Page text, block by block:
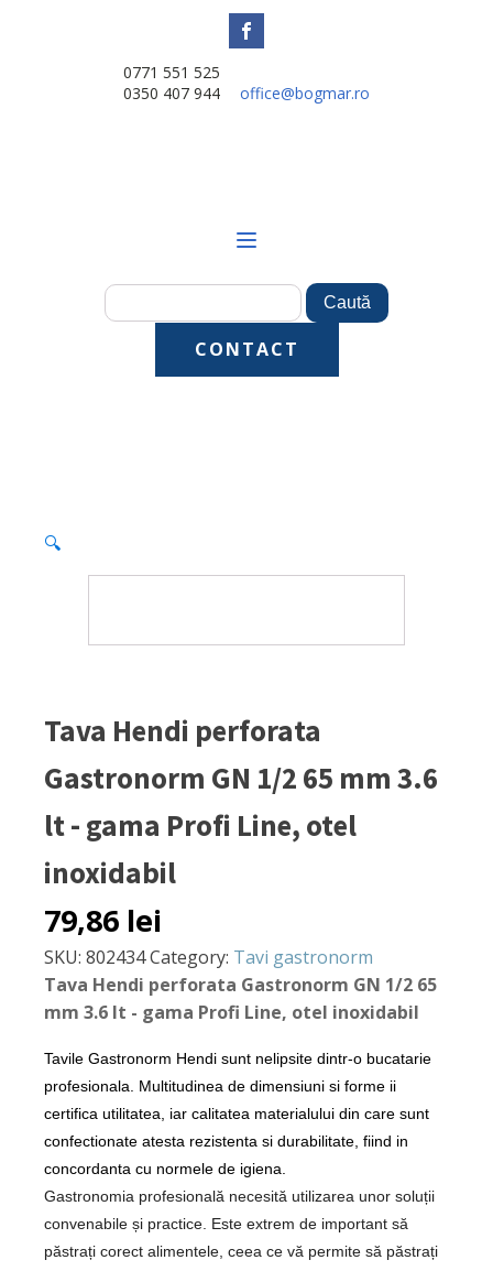
0771 551 525
0350 407 944
office@bogmar.ro
CONTACT
🔍
Tava Hendi perforata
Gastronorm GN 1/2 65 mm 3.6
lt - gama Profi Line, otel
inoxidabil
79,86 lei
SKU: 802434Category: Tavi gastronorm
Tava Hendi perforata Gastronorm GN 1/2 65
mm 3.6 lt - gama Profi Line, otel inoxidabil
Tavile Gastronorm Hendi sunt nelipsite dintr-o bucatarie
profesionala. Multitudinea de dimensiuni si forme ii
certifica utilitatea, iar calitatea materialului din care sunt
confectionate atesta rezistenta si durabilitate, fiind in
concordanta cu normele de igiena.
Gastronomia profesională necesită utilizarea unor soluții
convenabile și practice. Este extrem de important să
păstrați corect alimentele, ceea ce vă permite să păstrați